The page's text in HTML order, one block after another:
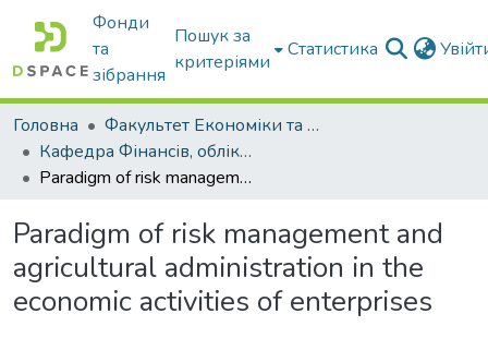
Фонди
та
зібрання
Пошук за
критеріями
Статистика
Головна
Факультет Економіки та бізнесу
Кафедра Фінансів, обліку і оподаткування
Paradigm of risk management and agricultural administration in the economic activities of enterprises
Paradigm of risk management and
agricultural administration in the
economic activities of enterprises